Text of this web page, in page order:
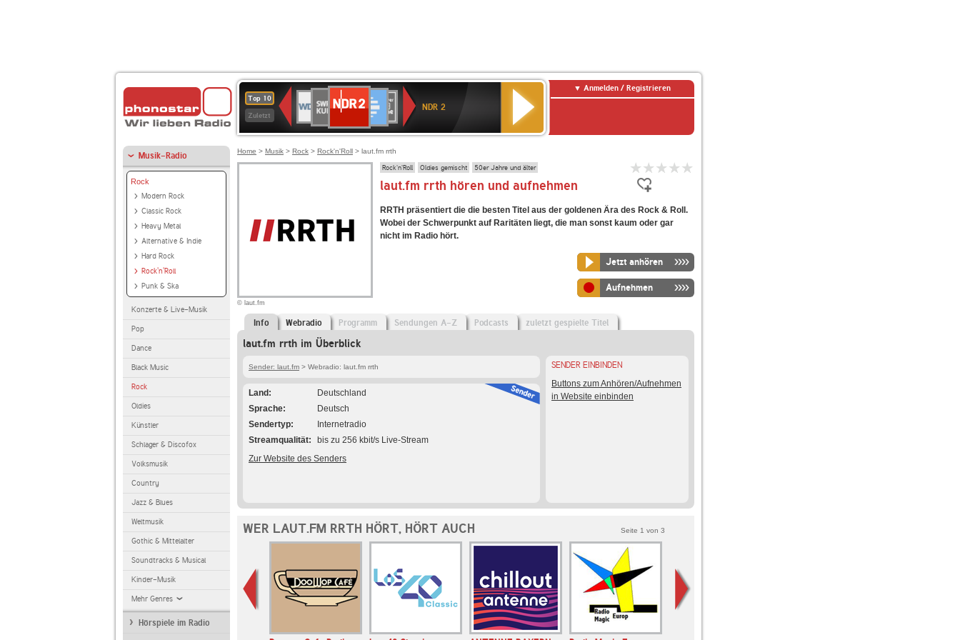
Top 10
Zuletzt
Deutschlandfunk
80er
90er
OLDIE
ANTENNE
SWR3
WDR
4
BR-
KLASSIK
Deutschlandfunk
Kultur
ANTENNE
BAYERN
2
Kultur
2
NDR 2
Anmelden / Registrieren
Musik-Radio
Rock
Modern Rock
Classic Rock
Heavy Metal
Alternative & Indie
Hard Rock
Rock'n'Roll
Punk & Ska
Konzerte & Live-Musik
Pop
Dance
Black Music
Rock
Oldies
Künstler
Schlager & Discofox
Volksmusik
Country
Jazz & Blues
Weltmusik
Gothic & Mittelalter
Soundtracks & Musical
Kinder-Musik
Mehr Genres
Hörspiele im Radio
Home > Musik > Rock > Rock'n'Roll > laut.fm rrth
© laut.fm
Rock'n'Roll Oldies gemischt 50er Jahre und älter
laut.fm rrth hören und aufnehmen
RRTH präsentiert die die besten Titel aus der goldenen Ära des Rock & Roll.
Wobei der Schwerpunkt auf Raritäten liegt, die man sonst kaum oder gar
nicht im Radio hört.
Jetzt anhören
Aufnehmen
Info Webradio Programm Sendungen A-Z Podcasts zuletzt gespielte Titel
laut.fm rrth im Überblick
Sender: laut.fm > Webradio: laut.fm rrth
Land
Deutschland
Sprache
Deutsch
Sendertyp
Internetradio
Streamqualität
bis zu 256 kbit/s Live-Stream
Zur Website des Senders
SENDER EINBINDEN
Buttons zum Anhören/Aufnehmen
in Website einbinden
WER LAUT.FM RRTH HÖRT, HÖRT AUCH Seite 1 von 3